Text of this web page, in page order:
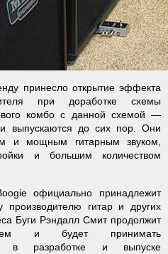
принесло открытие эффекта
при доработке схемы
комбо с данной схемой —
выпускаются до сих пор. Они
и мощным гитарным звуком,
и большим количеством
официально принадлежит
производителю гитар и других
Буги Рэндалл Смит продолжит
и будет принимать
в разработке и выпуске